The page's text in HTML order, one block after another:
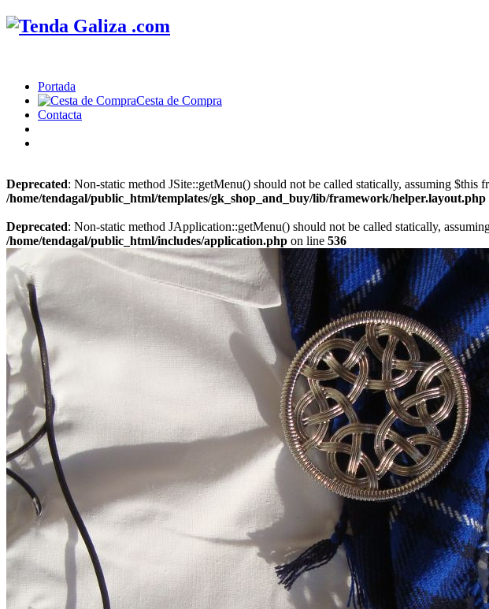
Portada
Cesta de Compra
Contacta
Deprecated: Non-static method JSite::getMenu() should not be called statically, assuming $this
/home/tendagal/public_html/templates/gk_shop_and_buy/lib/framework/helper.layout.php
Deprecated: Non-static method JApplication::getMenu() should not be called statically,
/home/tendagal/public_html/includes/application.php on line 536